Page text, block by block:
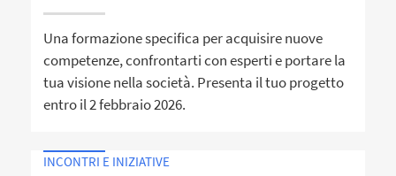
Una formazione specifica per acquisire nuove
competenze, confrontarti con esperti e portare la
tua visione nella società. Presenta il tuo progetto
entro il 2 febbraio 2026.
INCONTRI E INIZIATIVE